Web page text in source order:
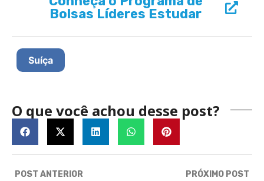
Bolsas Líderes Estudar
Suíça
O que você achou desse post?
POST ANTERIOR PRÓXIMO POST